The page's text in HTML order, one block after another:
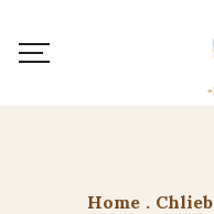
Home . Chlieb